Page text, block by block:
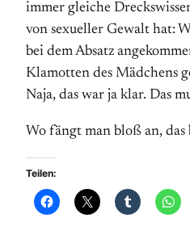
immer gleiche
von sexueller Gewalt hat:
bei dem Absatz
Klamotten des Mädchens
Naja, das war ja klar. Das
Wo fängt man bloß an, das
Teilen: